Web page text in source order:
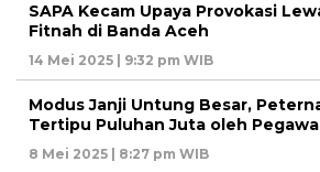
SAPA Kecam Upaya Provokasi
Fitnah di Banda Aceh
14 Mei 2025 | 9:32 pm WIB
Modus Janji Untung Besar,
Tertipu Puluhan Juta oleh
8 Mei 2025 | 8:27 pm WIB